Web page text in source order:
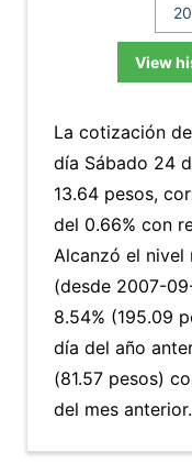
View
La cotización
día Sábado 24
13.64 pesos,
del 0.66% con
Alcanzó el nivel
(desde 2007-
8.54% (195.09
día del año
(81.57 pesos)
del mes anterior.